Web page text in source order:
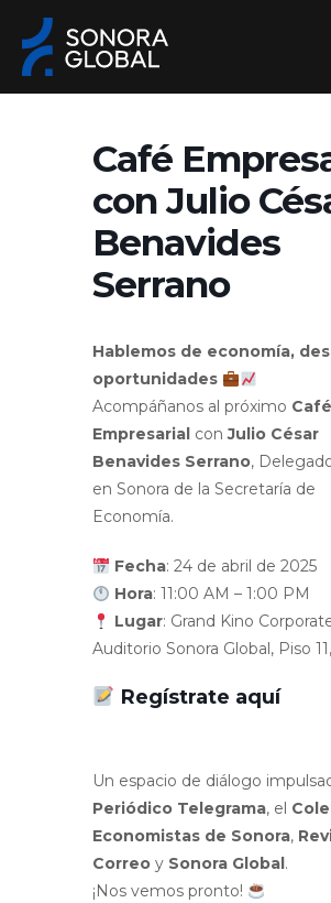
contenido
Café
con Julio
Benavides
Serrano
Hablemos de economía,
oportunidades
Acompáñanos al próximo Café
Empresarial conJulio César
Benavides Serrano,
en Sonora de la Secretaría de
Economía.
Fecha: 24 de abril de 2025
Hora: 11:00 AM – 1:00 PM
Lugar: Grand Kino
Auditorio Sonora Global, Piso
Regístrate aquí
Un espacio de diálogo
Periódico Telegrama, el
Economistas de Sonora,
Correo y Sonora Global .
¡Nos vemos pronto!